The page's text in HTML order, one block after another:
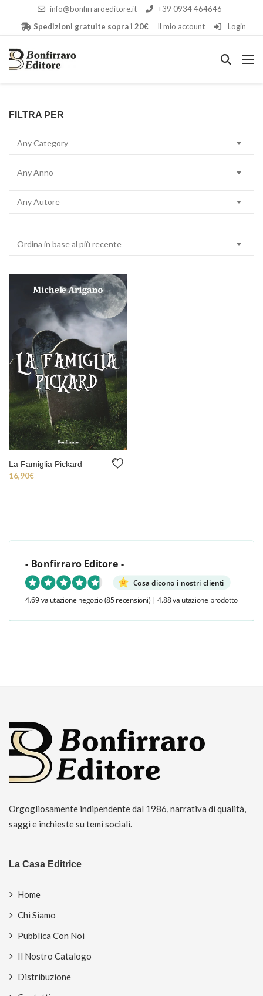
info@bonfirraroeditore.it
+39 0934 464646
Spedizioni gratuite sopra i 20€
Il mio account Login
FILTRA PER
Any Category
Any Anno
Any Autore
Ordina in base al più recente
La Famiglia Pickard
16,90€
- Bonfirraro Editore -
Cosa dicono i nostri clienti
4.69 valutazione negozio (85 recensioni) | 4.88 valutazione prodotto
Orgogliosamente indipendente dal 1986, narrativa di qualità,
saggi e inchieste su temi sociali.
La Casa Editrice
Home
Chi Siamo
Pubblica Con Noi
Il Nostro Catalogo
Distribuzione